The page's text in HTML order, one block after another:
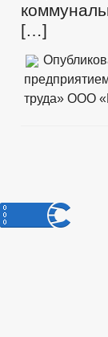
[…]
труда» ООО